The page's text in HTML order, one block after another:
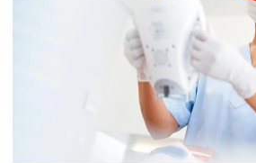
Zobārstniecība